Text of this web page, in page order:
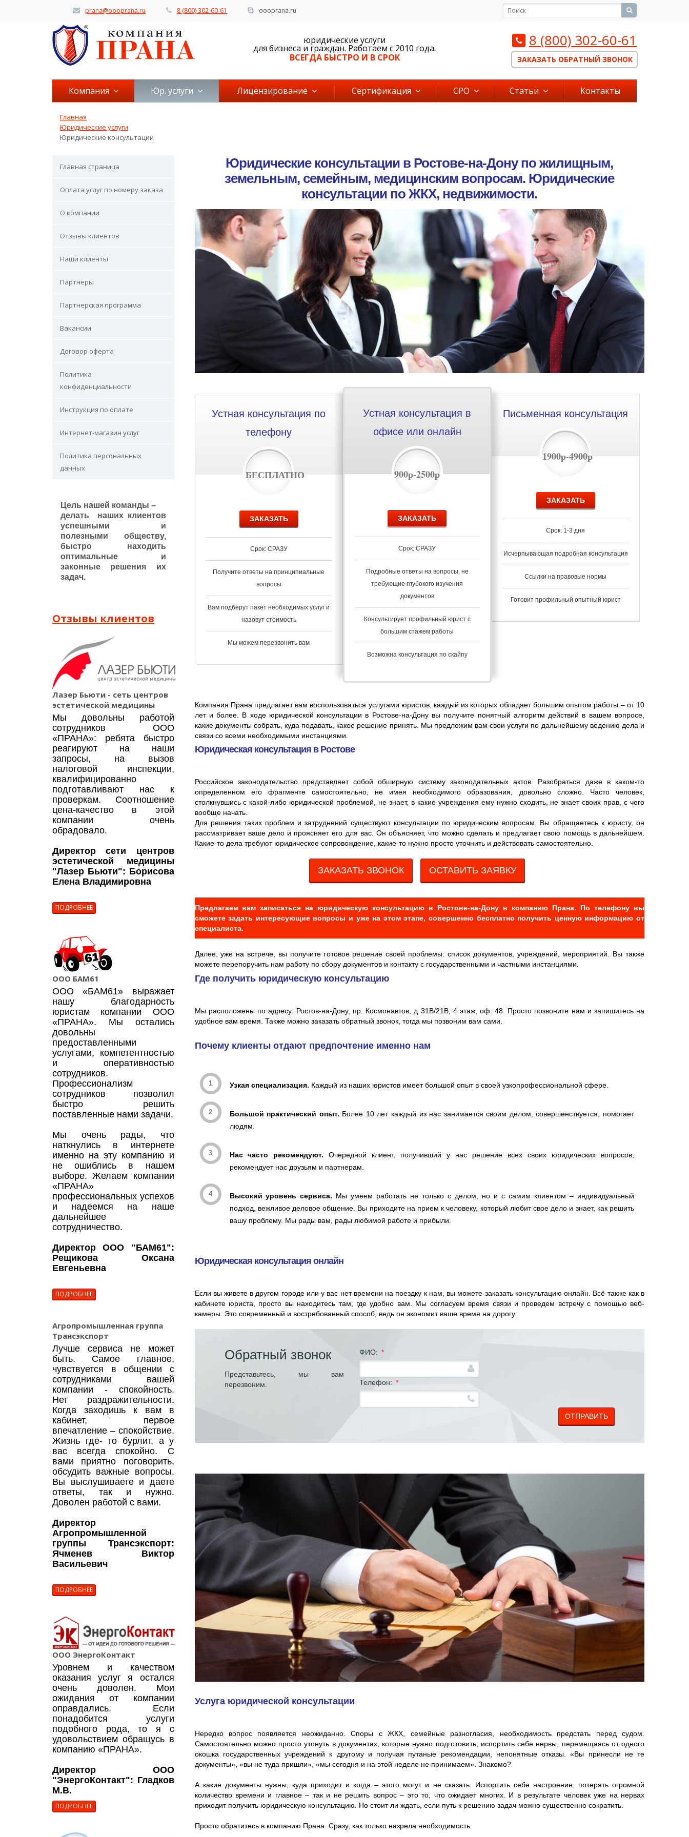
prana@oooprana.ru 8 (800) 302-60-61 oooprana.ru
юридические услуги
для бизнеса и граждан. Работаем c 2010 года.
ВСЕГДА БЫСТРО И В СРОК
8 (800) 302-60-61
ЗАКАЗАТЬ ОБРАТНЫЙ ЗВОНОК
Компания Юр. услуги Лицензирование Сертификация СРО Статьи Контакты
Главная
Юридические услуги
Юридические консультации
Главная страница
Оплата услуг по номеру заказа
О компании
Отзывы клиентов
Наши клиенты
Партнеры
Партнерская программа
Вакансии
Договор оферта
Политика
конфиденциальности
Инструкция по оплате
Интернет-магазин услуг
Политика персональных
данных
Цель нашей команды –
делать наших клиентов
успешными и
полезными обществу,
быстро находить
оптимальные и
законные решения их
задач.
Отзывы клиентов
Лазер Бьюти - сеть центров
эстетической медицины
Мы довольны работой
сотрудников ООО
«ПРАНА»: ребята быстро
реагируют на наши
запросы, на вызов
налоговой инспекции,
квалифицированно
подготавливают нас к
проверкам. Соотношение
цена-качество в этой
компании очень
обрадовало.
Директор сети центров
эстетической медицины
"Лазер Бьюти": Борисова
Елена Владимировна
ПОДРОБНЕЕ
ООО БАМ61
ООО «БАМ61» выражает
нашу благодарность
юристам компании ООО
«ПРАНА». Мы остались
довольны
предоставленными
услугами, компетентностью
и оперативностью
сотрудников.
Профессионализм
сотрудников позволил
быстро решить
поставленные нами задачи.
Мы очень рады, что
наткнулись в интернете
именно на эту компанию и
не ошиблись в нашем
выборе. Желаем компании
«ПРАНА»
профессиональных успехов
и надеемся на наше
дальнейшее
сотрудничество.
Директор ООО "БАМ61":
Рещикова Оксана
Евгеньевна
ПОДРОБНЕЕ
Агропромышленная группа
Трансэкспорт
Лучше сервиса не может
быть. Самое главное,
чувствуется в общении с
сотрудниками вашей
компании - спокойность.
Нет раздражительности.
Когда заходишь к вам в
кабинет, первое
впечатление – спокойствие.
Жизнь где- то бурлит, а у
вас всегда спокойно. С
вами приятно поговорить,
обсудить важные вопросы.
Вы выслушиваете и даете
ответы, так и нужно.
Доволен работой с вами.
Директор
Агропромышленной
группы Трансэкспорт:
Ячменев Виктор
Васильевич
ПОДРОБНЕЕ
ООО ЭнергоКонтакт
Уровнем и качеством
оказания услуг я остался
очень доволен. Мои
ожидания от компании
оправдались. Если
понадобится услуги
подобного рода, то я с
удовольствием обращусь в
компанию «ПРАНА».
Директор ООО
"ЭнергоКонтакт": Гладков
М.В.
ПОДРОБНЕЕ
Юридические консультации в Ростове-на-Дону по жилищным,
земельным, семейным, медицинским вопросам. Юридические
консультации по ЖКХ, недвижимости.
Устная консультация по
телефону
БЕСПЛАТНО
ЗАКАЗАТЬ
Срок: СРАЗУ
Получите ответы на принципиальные
вопросы
Вам подберут пакет необходимых услуг и
назовут стоимость
Мы можем перезвонить вам
Устная консультация в
офисе или онлайн
900р-2500р
ЗАКАЗАТЬ
Срок: СРАЗУ
Подробные ответы на вопросы, не
требующие глубокого изучения
документов
Консультирует профильный юрист с
большим стажем работы
Возможна консультация по скайпу
Письменная консультация
1900р-4900р
ЗАКАЗАТЬ
Срок: 1-3 дня
Исчерпывающая подробная консультация
Ссылки на правовые нормы
Готовит профильный опытный юрист
Компания Прана предлагает вам воспользоваться услугами юристов, каждый из которых обладает большим опытом работы – от 10
лет и более. В ходе юридической консультации в Ростове-на-Дону вы получите понятный алгоритм действий в вашем вопросе,
какие документы собрать, куда подавать, какое решение принять. Мы предложим вам свои услуги по дальнейшему ведению дела и
связи со всеми необходимыми инстанциями.
Юридическая консультация в Ростове
Российское законодательство представляет собой обширную систему законодательных актов. Разобраться даже в каком-то
определенном его фрагменте самостоятельно, не имея необходимого образования, довольно сложно. Часто человек,
столкнувшись с какой-либо юридической проблемой, не знает, в какие учреждения ему нужно сходить, не знает своих прав, с чего
вообще начать.
Для решения таких проблем и затруднений существуют консультации по юридическим вопросам. Вы обращаетесь к юристу, он
рассматривает ваше дело и проясняет его для вас. Он объясняет, что можно сделать и предлагает свою помощь в дальнейшем.
Какие-то дела требуют юридическое сопровождение, какие-то нужно просто уточнить и действовать самостоятельно.
ЗАКАЗАТЬ ЗВОНОК ОСТАВИТЬ ЗАЯВКУ
Предлагаем вам записаться на юридическую консультацию в Ростове-на-Дону в компанию Прана. По телефону вы
сможете задать интересующие вопросы и уже на этом этапе, совершенно бесплатно получить ценную информацию от
специалиста.
Далее, уже на встрече, вы получите готовое решение своей проблемы: список документов, учреждений, мероприятий. Вы также
можете перепоручить нам работу по сбору документов и контакту с государственными и частными инстанциями.
Где получить юридическую консультацию
Мы расположены по адресу: Ростов-на-Дону, пр. Космонавтов, д 31В/21В, 4 этаж, оф. 48. Просто позвоните нам и запишитесь на
удобное вам время. Также можно заказать обратный звонок, тогда мы позвоним вам сами.
Почему клиенты отдают предпочтение именно нам
Узкая специализация. Каждый из наших юристов имеет большой опыт в своей узкопрофессиональной сфере.
Большой практический опыт. Более 10 лет каждый из нас занимается своим делом, совершенствуется, помогает
людям.
Нас часто рекомендуют. Очередной клиент, получивший у нас решение всех своих юридических вопросов,
рекомендует нас друзьям и партнерам.
Высокий уровень сервиса. Мы умеем работать не только с делом, но и с самим клиентом – индивидуальный
подход, вежливое деловое общение. Вы приходите на прием к человеку, который любит свое дело и знает, как решить
вашу проблему. Мы рады вам, рады любимой работе и прибыли.
Юридическая консультация онлайн
Если вы живете в другом городе или у вас нет времени на поездку к нам, вы можете заказать консультацию онлайн. Всё также как в
кабинете юриста, просто вы находитесь там, где удобно вам. Мы согласуем время связи и проведем встречу с помощью веб-
камеры. Это современный и востребованный способ, ведь он экономит ваше время на дорогу.
Обратный звонок
Представьтесь, мы вам
перезвоним.
ФИО: *
Телефон: *
ОТПРАВИТЬ
Услуга юридической консультации
Нередко вопрос появляется неожиданно. Споры с ЖКХ, семейные разногласия, необходимость предстать перед судом.
Самостоятельно можно просто утонуть в документах, которые нужно подготовить; испортить себе нервы, перемещаясь от одного
окошка государственных учреждений к другому и получая путаные рекомендации, непонятные отказы. «Вы принесли не те
документы», «вы не туда пришли», «мы сегодня и на этой неделе не принимаем». Знакомо?
А какие документы нужны, куда приходит и когда – этого могут и не сказать. Испортить себе настроение, потерять огромной
количество времени и главное – так и не решить вопрос – это то, что ожидает многих. И в результате человек уже на нервах
приходит получить юридическую консультацию. Но стоит ли ждать, если путь к решению задач можно существенно сократить.
Просто обратитесь в компанию Прана. Сразу, как только назрела необходимость.